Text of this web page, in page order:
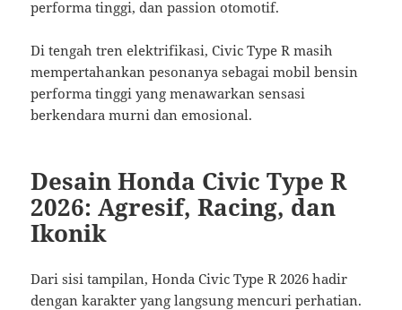
performa tinggi, dan passion otomotif.
Di tengah tren elektrifikasi, Civic Type R masih
mempertahankan pesonanya sebagai mobil bensin
performa tinggi yang menawarkan sensasi
berkendara murni dan emosional.
Desain Honda Civic Type R
2026: Agresif, Racing, dan
Ikonik
Dari sisi tampilan, Honda Civic Type R 2026 hadir
dengan karakter yang langsung mencuri perhatian.